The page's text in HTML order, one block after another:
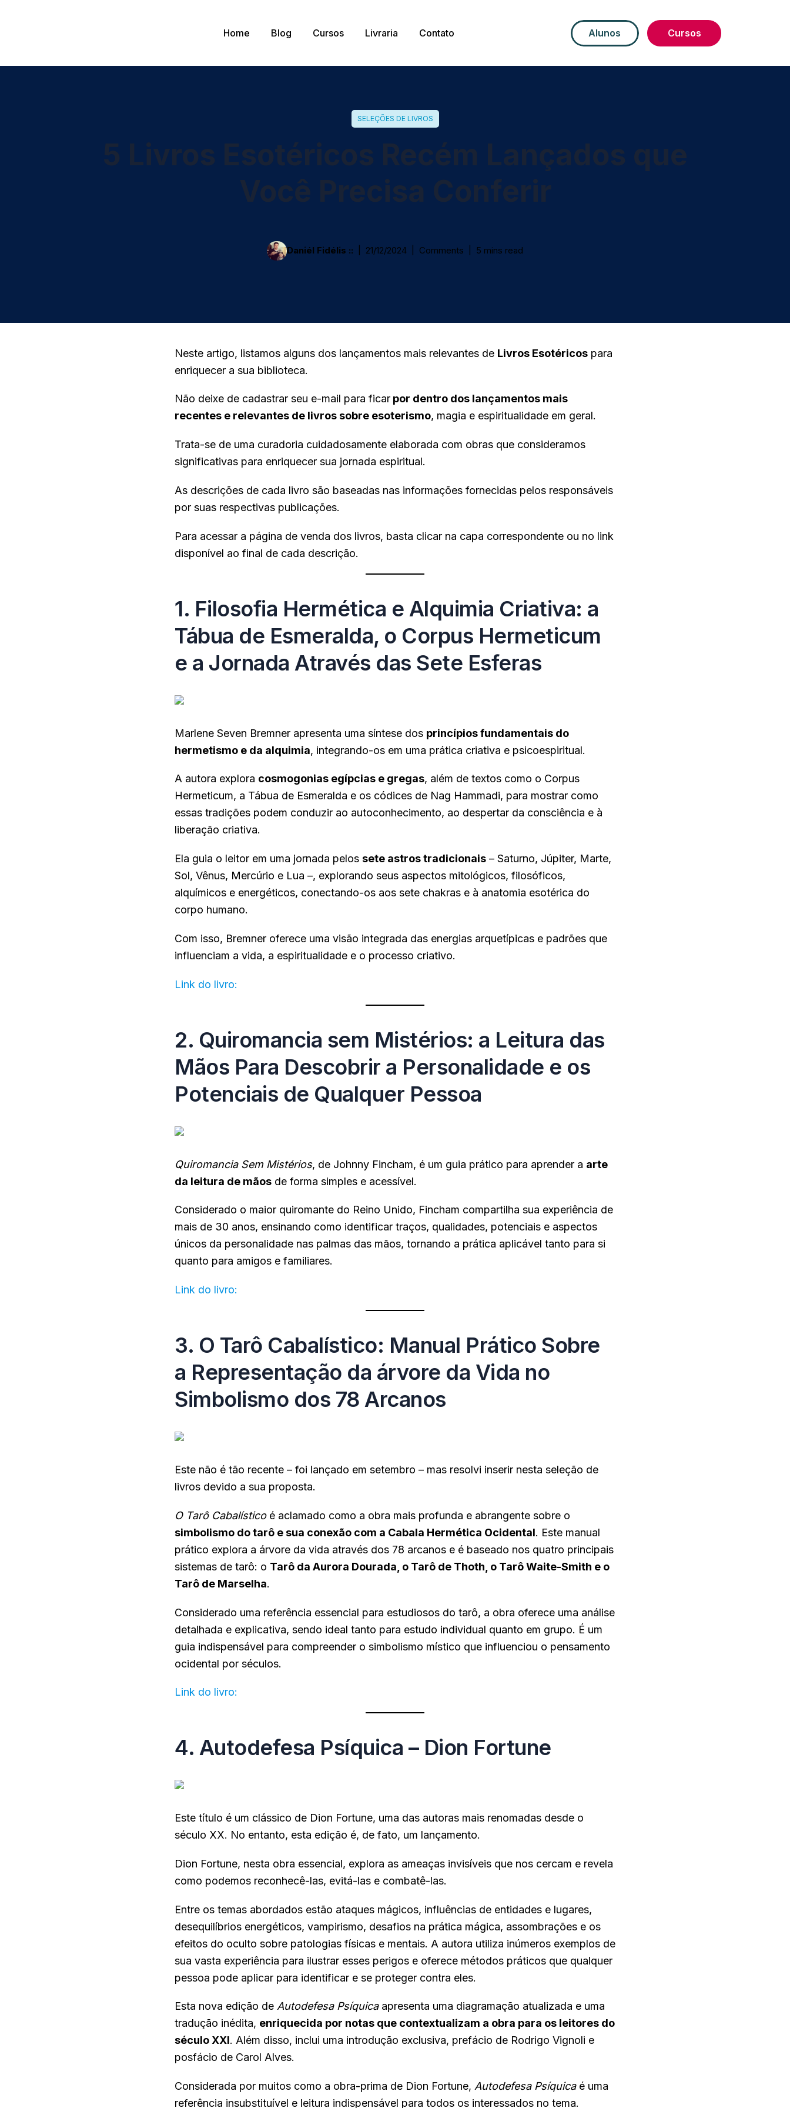
Home Blog Cursos Livraria Contato Alunos Cursos
SELEÇÕES DE LIVROS
Daniél Fidélis :: 21/12/2024 Comments 5 mins read
Neste artigo, listamos alguns dos lançamentos mais relevantes de Livros Esotéricos para
enriquecer a sua biblioteca.
Não deixe de cadastrar seu e-mail para ficar por dentro dos lançamentos mais
recentes e relevantes de livros sobre esoterismo, magia e espiritualidade em geral.
Trata-se de uma curadoria cuidadosamente elaborada com obras que consideramos
significativas para enriquecer sua jornada espiritual.
As descrições de cada livro são baseadas nas informações fornecidas pelos responsáveis
por suas respectivas publicações.
Para acessar a página de venda dos livros, basta clicar na capa correspondente ou no link
disponível ao final de cada descrição.
1. Filosofia Hermética e Alquimia Criativa: a
Tábua de Esmeralda, o Corpus Hermeticum
e a Jornada Através das Sete Esferas
Marlene Seven Bremner apresenta uma síntese dos princípios fundamentais do
hermetismo e da alquimia, integrando-os em uma prática criativa e psicoespiritual.
A autora explora cosmogonias egípcias e gregas, além de textos como o Corpus
Hermeticum, a Tábua de Esmeralda e os códices de Nag Hammadi, para mostrar como
essas tradições podem conduzir ao autoconhecimento, ao despertar da consciência e à
liberação criativa.
Ela guia o leitor em uma jornada pelos sete astros tradicionais – Saturno, Júpiter, Marte,
Sol, Vênus, Mercúrio e Lua –, explorando seus aspectos mitológicos, filosóficos,
alquímicos e energéticos, conectando-os aos sete chakras e à anatomia esotérica do
corpo humano.
Com isso, Bremner oferece uma visão integrada das energias arquetípicas e padrões que
influenciam a vida, a espiritualidade e o processo criativo.
Link do livro:
2. Quiromancia sem Mistérios: a Leitura das
Mãos Para Descobrir a Personalidade e os
Potenciais de Qualquer Pessoa
Quiromancia Sem Mistérios, de Johnny Fincham, é um guia prático para aprender a arte
da leitura de mãos de forma simples e acessível.
Considerado o maior quiromante do Reino Unido, Fincham compartilha sua experiência de
mais de 30 anos, ensinando como identificar traços, qualidades, potenciais e aspectos
únicos da personalidade nas palmas das mãos, tornando a prática aplicável tanto para si
quanto para amigos e familiares.
Link do livro:
3. O Tarô Cabalístico: Manual Prático Sobre
a Representação da árvore da Vida no
Simbolismo dos 78 Arcanos
Este não é tão recente – foi lançado em setembro – mas resolvi inserir nesta seleção de
livros devido a sua proposta.
O Tarô Cabalísticoé aclamado como a obra mais profunda e abrangente sobre o
simbolismo do tarô e sua conexão com a Cabala Hermética Ocidental. Este manual
prático explora a árvore da vida através dos 78 arcanos e é baseado nos quatro principais
sistemas de tarô: o Tarô da Aurora Dourada, o Tarô de Thoth, o Tarô Waite-Smith e o
Tarô de Marselha.
Considerado uma referência essencial para estudiosos do tarô, a obra oferece uma análise
detalhada e explicativa, sendo ideal tanto para estudo individual quanto em grupo. É um
guia indispensável para compreender o simbolismo místico que influenciou o pensamento
ocidental por séculos.
Link do livro:
4. Autodefesa Psíquica – Dion Fortune
Este título é um clássico de Dion Fortune, uma das autoras mais renomadas desde o
século XX. No entanto, esta edição é, de fato, um lançamento.
Dion Fortune, nesta obra essencial, explora as ameaças invisíveis que nos cercam e revela
como podemos reconhecê-las, evitá-las e combatê-las.
Entre os temas abordados estão ataques mágicos, influências de entidades e lugares,
desequilíbrios energéticos, vampirismo, desafios na prática mágica, assombrações e os
efeitos do oculto sobre patologias físicas e mentais. A autora utiliza inúmeros exemplos de
sua vasta experiência para ilustrar esses perigos e oferece métodos práticos que qualquer
pessoa pode aplicar para identificar e se proteger contra eles.
Esta nova edição de Autodefesa Psíquicaapresenta uma diagramação atualizada e uma
tradução inédita, enriquecida por notas que contextualizam a obra para os leitores do
século XXI. Além disso, inclui uma introdução exclusiva, prefácio de Rodrigo Vignoli e
posfácio de Carol Alves.
Considerada por muitos como a obra-prima de Dion Fortune, Autodefesa Psíquicaé uma
referência insubstituível e leitura indispensável para todos os interessados no tema.